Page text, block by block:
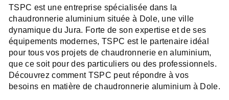
TSPC est une entreprise spécialisée dans la
chaudronnerie aluminium située à Dole, une ville
dynamique du Jura. Forte de son expertise et de ses
équipements modernes, TSPC est le partenaire idéal
pour tous vos projets de chaudronnerie en aluminium,
que ce soit pour des particuliers ou des professionnels.
Découvrez comment TSPC peut répondre à vos
besoins en matière de chaudronnerie aluminium à Dole.